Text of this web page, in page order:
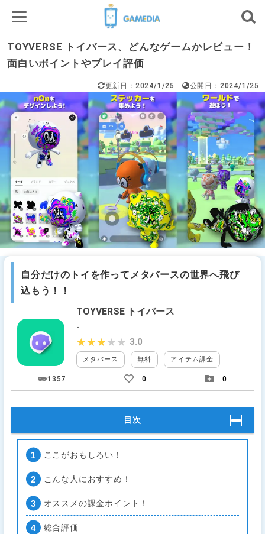
TOYVERSE トイバース、どんなゲームかレビュー！
面白いポイントやプレイ評価
更新日：2024/1/25 公開日：2024/1/25
自分だけのトイを作ってメタバースの世界へ飛び
込もう！！
TOYVERSE トイバース
-
メタバース 無料 アイテム課金
★★★★★
★★★★★ 3.0
1357 0 0
目次
ここがおもしろい！
こんな人におすすめ！
オススメの課金ポイント！
総合評価